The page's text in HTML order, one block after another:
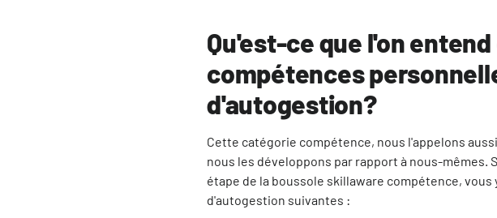
Qu'est-ce que l'on
compétences
d'autogestion?
Cette catégorie compétence, nous l'appelons
nous les développons par rapport à nous-mêmes.
étape de la boussole skillaware compétence,
d'autogestion suivantes :